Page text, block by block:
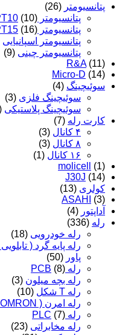
پتانسیومتر (26)
پتانسیومتر PT10 (10)
پتانسیومتر PT15 (16)
پتانسیومتر اسپانیایی
پتانسیومتر چینی (9)
R&A (11)
Micro-D (14)
سوئیچینگ (4)
سوئیچینگ فلزی (3)
سوئیچینگ پلاستیکی
کارت رله (7)
۴ کانال
(3)
۸ کانال
(3)
۱۶ کانال
(1)
molicell
(1)
J30J (14)
کولری (13)
ASAHI
(3)
آداپتور (4)
رله (336)
رله خودرویی (18)
رله پایه گرد (
پاور (50)
رله PCB (8)
رله بچه میلون (3)
رله T شکل
(10)
رله امرن ( OMRON )
رله PLC (7)
رله مخابراتی (23)